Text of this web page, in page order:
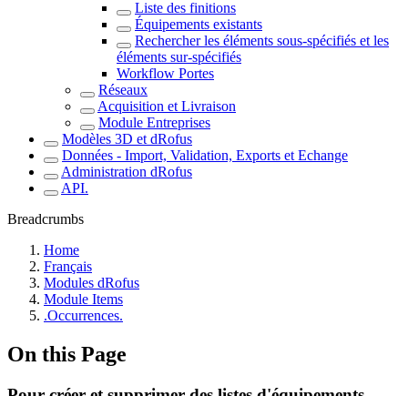
Liste des finitions
Équipements existants
Rechercher les éléments sous-spécifiés et les
éléments sur-spécifiés
Workflow Portes
Réseaux
Acquisition et Livraison
Module Entreprises
Modèles 3D et dRofus
Données - Import, Validation, Exports et Echange
Administration dRofus
API.
Breadcrumbs
Home
Français
Modules dRofus
Module Items
.Occurrences.
On this Page